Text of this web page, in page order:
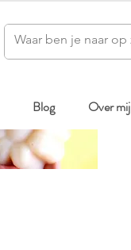
Blog Over mij